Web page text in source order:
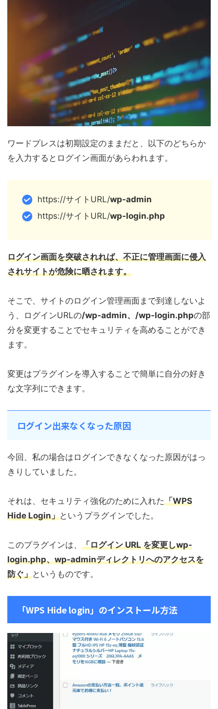
ワードプレスは初期設定のままだと、以下のどちらか
を入力するとログイン画面があらわれます。
https://サイトURL/wp-admin
https://サイトURL/wp-login.php
ログイン画面を突破されれば、不正に管理画面に侵入
されサイトが危険に晒されます。
そこで、サイトのログイン管理画面まで到達しないよ
う、ログインURLの/wp-admin、/wp-login.phpの部
分を変更することでセキュリティを高めることができ
ます。
変更はプラグインを導入することで簡単に自分の好き
な文字列にできます。
ログイン出来なくなった原因
今回、私の場合はログインできなくなった原因がはっ
きりしていました。
それは、セキュリティ強化のために入れた「WPS
Hide Login」というプラグインでした。
このプラグインは、 「ログイン URL を変更しwp-
login.php、wp-adminディレクトリへのアクセスを
防ぐ」というものです。
「WPS Hide login」のインストール方法